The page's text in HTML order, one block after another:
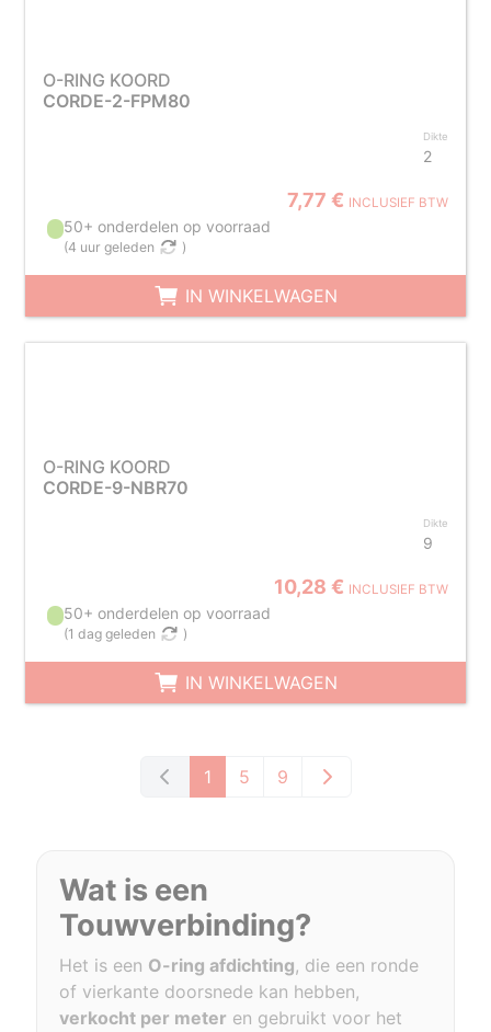
O-RING KOORD
CORDE-2-FPM80
Dikte
2
7,77 € INCLUSIEF BTW
50+ onderdelen op voorraad
(4 uur geleden )
IN WINKELWAGEN
O-RING KOORD
CORDE-9-NBR70
Dikte
9
10,28 € INCLUSIEF BTW
50+ onderdelen op voorraad
(1 dag geleden )
IN WINKELWAGEN
1 5 9
Wat is een
Touwverbinding?
Het is een O-ring afdichting, die een ronde
of vierkante doorsnede kan hebben,
verkocht per meter en gebruikt voor het